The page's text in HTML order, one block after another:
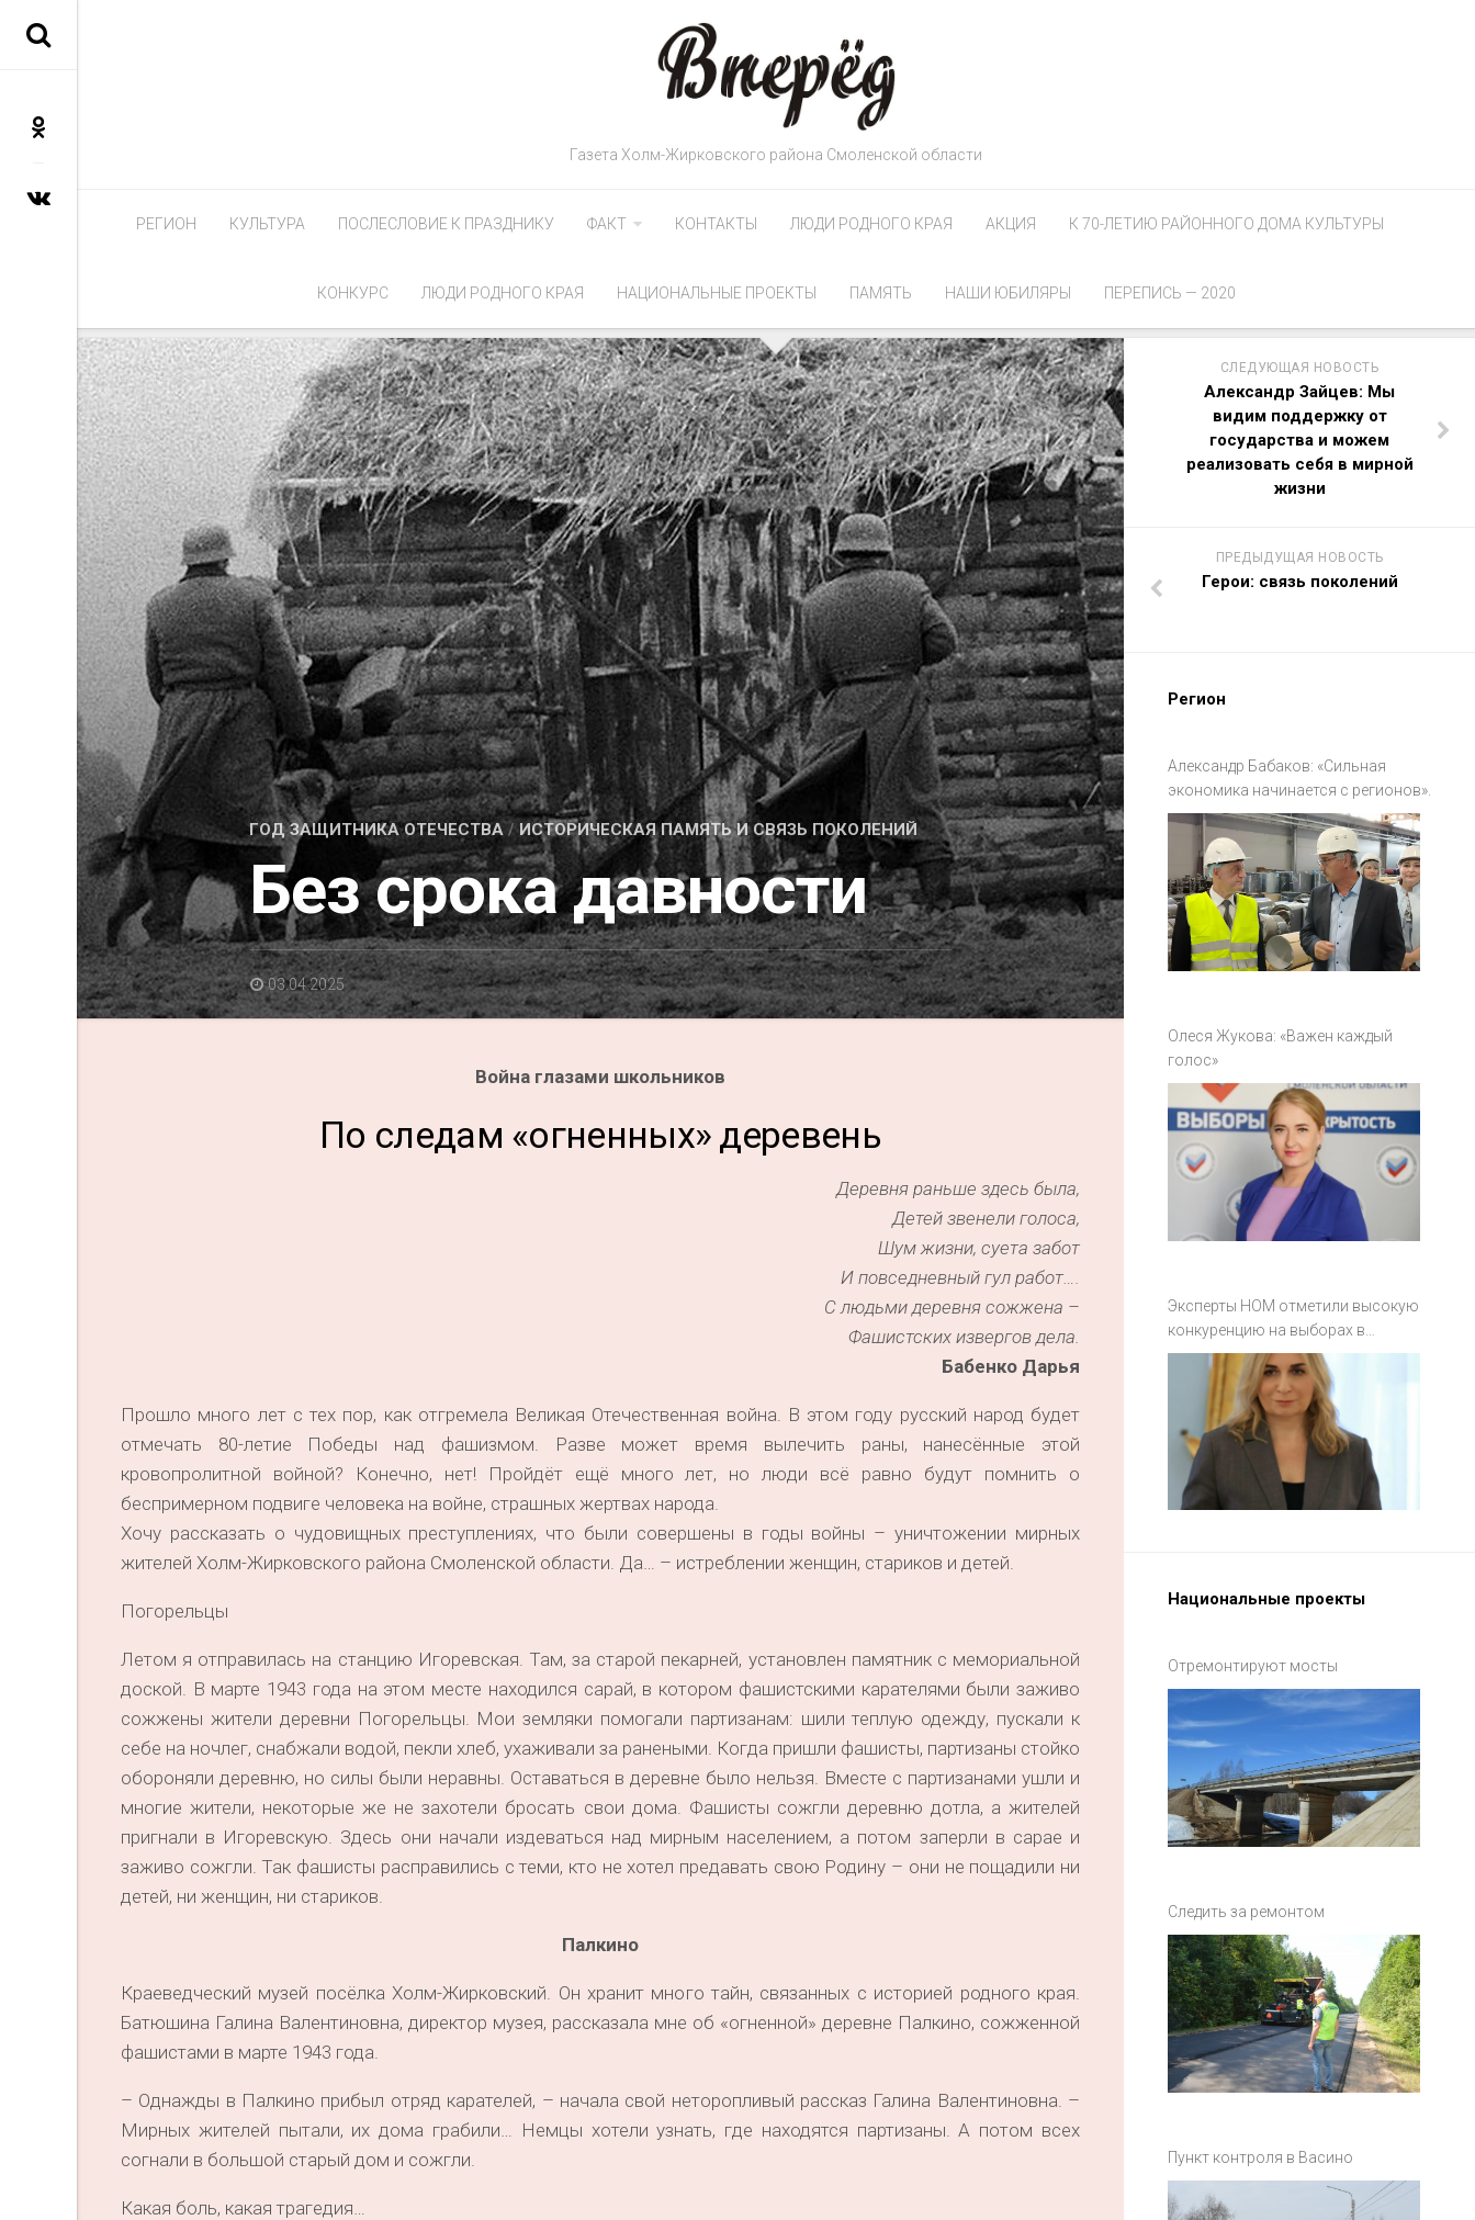
Газета Холм-Жирковского района Смоленской области
РЕГИОН КУЛЬТУРА ПОСЛЕСЛОВИЕ К ПРАЗДНИКУ ФАКТ КОНТАКТЫ ЛЮДИ РОДНОГО КРАЯ АКЦИЯ К 70-ЛЕТИЮ РАЙОННОГО ДОМА КУЛЬТУРЫ
КОНКУРС ЛЮДИ РОДНОГО КРАЯ НАЦИОНАЛЬНЫЕ ПРОЕКТЫ ПАМЯТЬ НАШИ ЮБИЛЯРЫ ПЕРЕПИСЬ — 2020
ГОД ЗАЩИТНИКА ОТЕЧЕСТВА/ИСТОРИЧЕСКАЯ ПАМЯТЬ И СВЯЗЬ ПОКОЛЕНИЙ
Без срока давности
03.04.2025
Война глазами школьников
По следам «огненных» деревень
Деревня раньше здесь была,
Детей звенели голоса,
Шум жизни, суета забот
И повседневный гул работ….
С людьми деревня сожжена –
Фашистских извергов дела.
Бабенко Дарья
Прошло много лет с тех пор, как отгремела Великая Отечественная война. В этом году русский народ будет
отмечать 80-летие Победы над фашизмом. Разве может время вылечить раны, нанесённые этой
кровопролитной войной? Конечно, нет! Пройдёт ещё много лет, но люди всё равно будут помнить о
беспримерном подвиге человека на войне, страшных жертвах народа.
Хочу рассказать о чудовищных преступлениях, что были совершены в годы войны – уничтожении мирных
жителей Холм-Жирковского района Смоленской области. Да… – истреблении женщин, стариков и детей.
Погорельцы
Летом я отправилась на станцию Игоревская. Там, за старой пекарней, установлен памятник с мемориальной
доской. В марте 1943 года на этом месте находился сарай, в котором фашистскими карателями были заживо
сожжены жители деревни Погорельцы. Мои земляки помогали партизанам: шили теплую одежду, пускали к
себе на ночлег, снабжали водой, пекли хлеб, ухаживали за ранеными. Когда пришли фашисты, партизаны стойко
обороняли деревню, но силы были неравны. Оставаться в деревне было нельзя. Вместе с партизанами ушли и
многие жители, некоторые же не захотели бросать свои дома. Фашисты сожгли деревню дотла, а жителей
пригнали в Игоревскую. Здесь они начали издеваться над мирным населением, а потом заперли в сарае и
заживо сожгли. Так фашисты расправились с теми, кто не хотел предавать свою Родину – они не пощадили ни
детей, ни женщин, ни стариков.
Палкино
Краеведческий музей посёлка Холм-Жирковский. Он хранит много тайн, связанных с историей родного края.
Батюшина Галина Валентиновна, директор музея, рассказала мне об «огненной» деревне Палкино, сожженной
фашистами в марте 1943 года.
– Однажды в Палкино прибыл отряд карателей, – начала свой неторопливый рассказ Галина Валентиновна. –
Мирных жителей пытали, их дома грабили… Немцы хотели узнать, где находятся партизаны. А потом всех
согнали в большой старый дом и сожгли.
Какая боль, какая трагедия…
СЛЕДУЮЩАЯ НОВОСТЬ
Александр Зайцев: Мы
видим поддержку от
государства и можем
реализовать себя в мирной
жизни
ПРЕДЫДУЩАЯ НОВОСТЬ
Герои: связь поколений
Регион
Александр Бабаков: «Сильная
экономика начинается с регионов».
Олеся Жукова: «Важен каждый
голос»
Эксперты НОМ отметили высокую
конкуренцию на выборах в
Смоленской области
Национальные проекты
Отремонтируют мосты
Следить за ремонтом
Пункт контроля в Васино